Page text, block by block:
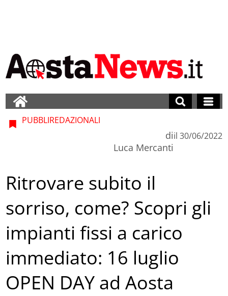
PUBBLIREDAZIONALI
di
Luca Mercanti
il 30/06/2022
Ritrovare subito il
sorriso, come? Scopri gli
impianti fissi a carico
immediato: 16 luglio
OPEN DAY ad Aosta